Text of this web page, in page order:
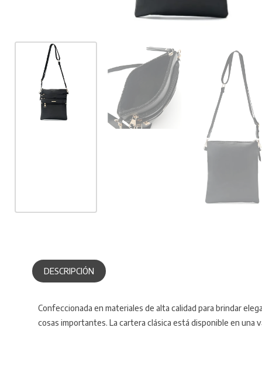
DESCRIPCIÓN
Confeccionada en materiales de alta calidad para brindar
cosas importantes. La cartera clásica está disponible en una